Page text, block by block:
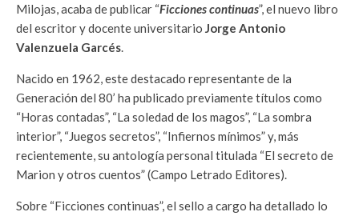
Milojas, acaba de publicar “Ficciones continuas”, el nuevo libro
del escritor y docente universitario Jorge Antonio
Valenzuela Garcés.
Nacido en 1962, este destacado representante de la
Generación del 80’ ha publicado previamente títulos como
“Horas contadas”, “La soledad de los magos”, “La sombra
interior”, “Juegos secretos”, “Infiernos mínimos” y, más
recientemente, su antología personal titulada “El secreto de
Marion y otros cuentos” (Campo Letrado Editores).
Sobre “Ficciones continuas”, el sello a cargo ha detallado lo